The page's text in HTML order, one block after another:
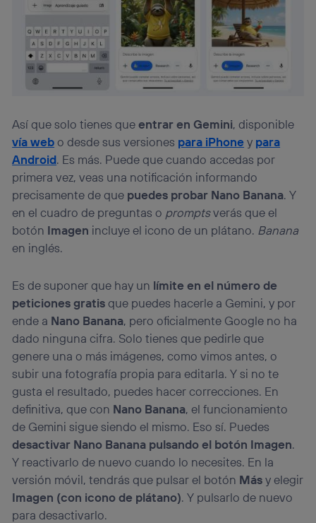
Así que solo tienes queentrar en Gemini, disponible
vía webo desde sus versiones para iPhoney para
Android. Es más. Puede que cuando accedas por
primera vez, veas una notificación informando
precisamente de que puedes probar Nano Banana. Y
en el cuadro de preguntas o promptsverás que el
botón Imagen incluye el icono de un plátano. Banana
en inglés.
Es de suponer que hay un límite en el número de
peticiones gratisque puedes hacerle a Gemini, y por
ende a Nano Banana, pero oficialmente Google no ha
dado ninguna cifra. Solo tienes que pedirle que
genere una o más imágenes, como vimos antes, o
subir una fotografía propia para editarla. Y si no te
gusta el resultado, puedes hacer correcciones. En
definitiva, que con Nano Banana, el funcionamiento
de Gemini sigue siendo el mismo. Eso sí. Puedes
desactivar Nano Banana pulsando el botón Imagen.
Y reactivarlo de nuevo cuando lo necesites. En la
versión móvil, tendrás que pulsar el botón Másy elegir
Imagen (con icono de plátano). Y pulsarlo de nuevo
para desactivarlo.